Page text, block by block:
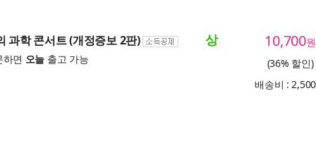
과학 콘서트 (개정증보 2판)
면 오늘 출고 가능
상 10,700원
(36% 할인)
배송비 :